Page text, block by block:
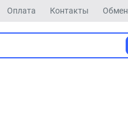
Оплата Контакты Обмен